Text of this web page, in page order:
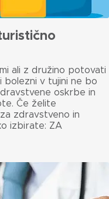
ali z družino potovati
bolezni v tujini ne bo
oskrbe in
Če želite
zdravstveno in
izbirate: ZA